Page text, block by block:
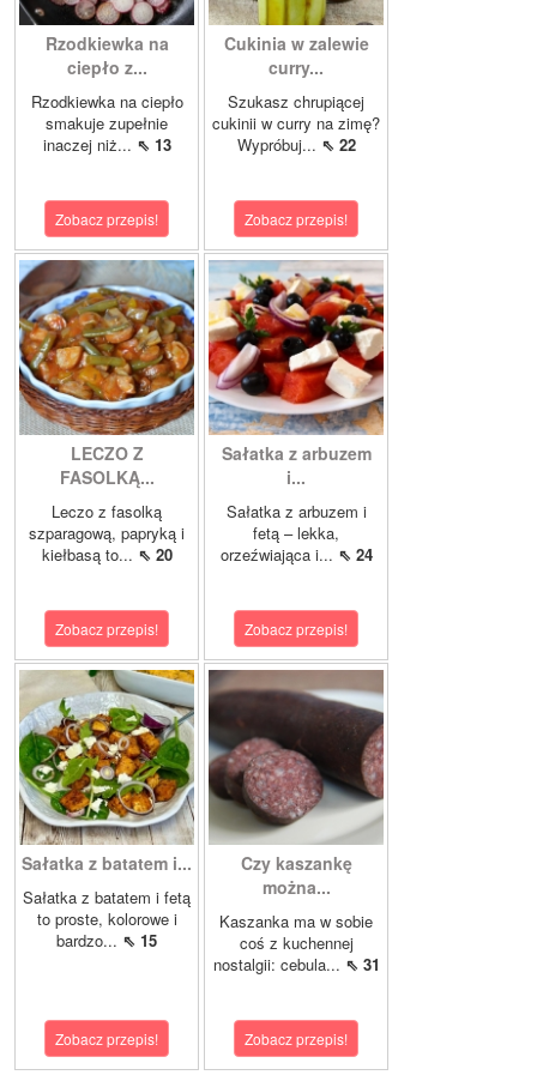
Rzodkiewka na
ciepło z...
Rzodkiewka na ciepło
smakuje zupełnie
inaczej niż... ⇖ 13
Zobacz przepis!
Cukinia w zalewie
curry...
Szukasz chrupiącej
cukinii w curry na zimę?
Wypróbuj... ⇖ 22
Zobacz przepis!
LECZO Z
FASOLKĄ...
Leczo z fasolką
szparagową, papryką i
kiełbasą to... ⇖ 20
Zobacz przepis!
Sałatka z arbuzem
i...
Sałatka z arbuzem i
fetą – lekka,
orzeźwiająca i... ⇖ 24
Zobacz przepis!
Sałatka z batatem i...
Sałatka z batatem i fetą
to proste, kolorowe i
bardzo... ⇖ 15
Zobacz przepis!
Czy kaszankę
można...
Kaszanka ma w sobie
coś z kuchennej
nostalgii: cebula... ⇖ 31
Zobacz przepis!